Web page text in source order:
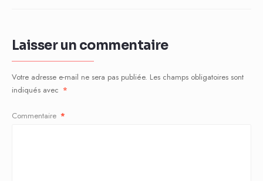
Laisser un commentaire
Votre adresse e-mail ne sera pas publiée. Les champs obligatoires sont
indiqués avec *
Commentaire *